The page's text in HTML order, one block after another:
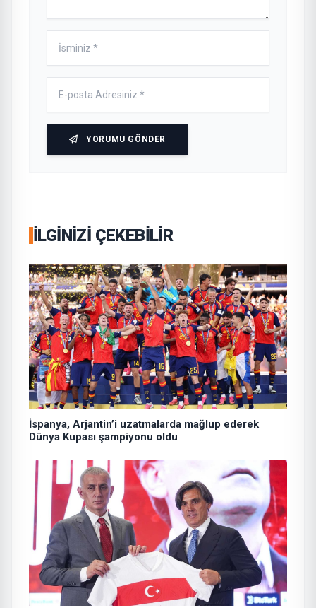
YORUMU GÖNDER
İLGINIZI ÇEKEBILIR
İspanya, Arjantin’i uzatmalarda mağlup ederek
Dünya Kupası şampiyonu oldu